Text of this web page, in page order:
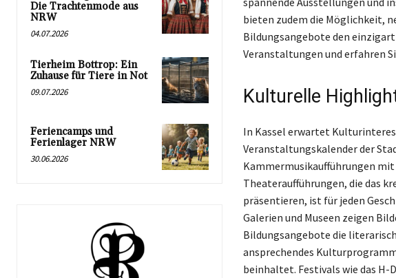
Die Trachtenmode aus
NRW
04.07.2026
Tierheim Bottrop: Ein
Zuhause für Tiere in Not
09.07.2026
Feriencamps und
Ferienlager NRW
30.06.2026
bieten zudem die Möglichkeit,
Bildungsangebote den
Veranstaltungen und erfahren
Kulturelle
In Kassel erwartet
Veranstaltungskalender der
Kammermusikaufführungen mit
Theateraufführungen, die das
präsentieren, ist für jeden
Galerien und Museen zeigen
Bildungsangebote die
ansprechendes
beinhaltet. Festivals wie das